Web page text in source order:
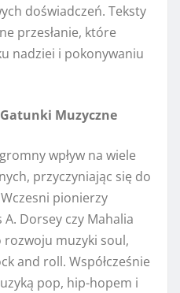
doświadczeń. Teksty
przesłanie, które
nadziei i pokonywaniu
Muzyczne
wpływ na wiele
przyczyniając się do
pionierzy
Dorsey czy Mahalia
rozwoju muzyki soul,
and roll. Współcześnie
pop, hip-hopem i